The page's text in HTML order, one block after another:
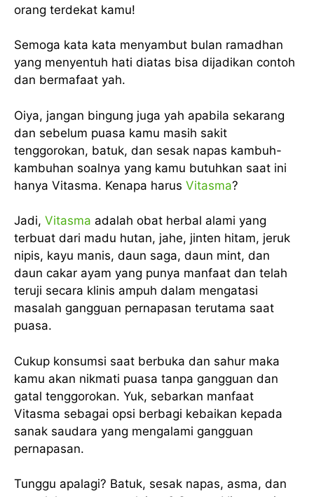
orang terdekat kamu!
Semoga kata kata menyambut bulan ramadhan
yang menyentuh hati diatas bisa dijadikan contoh
dan bermafaat yah.
Oiya, jangan bingung juga yah apabila sekarang
dan sebelum puasa kamu masih sakit
tenggorokan, batuk, dan sesak napas kambuh-
kambuhan soalnya yang kamu butuhkan saat ini
hanya Vitasma. Kenapa harus Vitasma?
Jadi, Vitasma adalah obat herbal alami yang
terbuat dari madu hutan, jahe, jinten hitam, jeruk
nipis, kayu manis, daun saga, daun mint, dan
daun cakar ayam yang punya manfaat dan telah
teruji secara klinis ampuh dalam mengatasi
masalah gangguan pernapasan terutama saat
puasa.
Cukup konsumsi saat berbuka dan sahur maka
kamu akan nikmati puasa tanpa gangguan dan
gatal tenggorokan. Yuk, sebarkan manfaat
Vitasma sebagai opsi berbagi kebaikan kepada
sanak saudara yang mengalami gangguan
pernapasan.
Tunggu apalagi? Batuk, sesak napas, asma, dan